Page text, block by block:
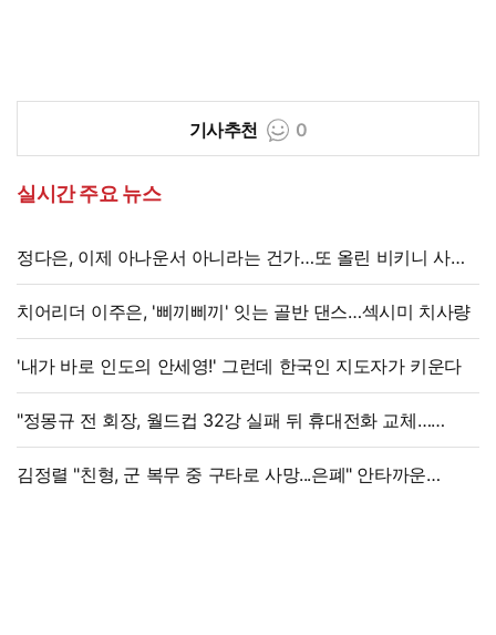
기사추천 0
실시간 주요 뉴스
정다은, 이제 아나운서 아니라는 건가…또 올린 비키니 사진,
과감 반전 매력
치어리더 이주은, '삐끼삐끼' 잇는 골반 댄스…섹시미 치사량
'내가 바로 인도의 안세영!' 그런데 한국인 지도자가 키운다
"정몽규 전 회장, 월드컵 32강 실패 뒤 휴대전화 교체…
출국금지 조치도"
김정렬 "친형, 군 복무 중 구타로 사망...은폐" 안타까운